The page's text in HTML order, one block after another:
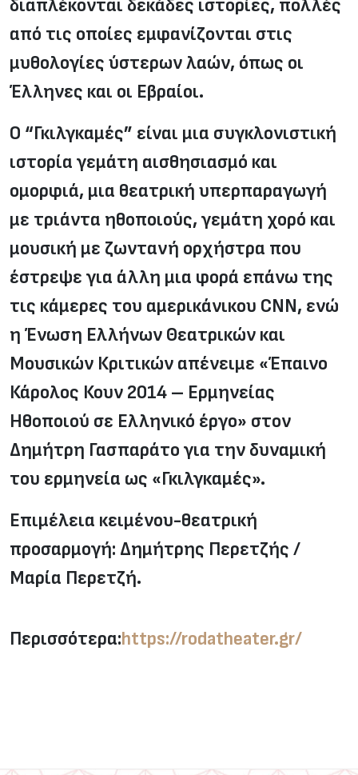
διαπλέκονται δεκάδες ιστορίες, πολλές
από τις οποίες εμφανίζονται στις
μυθολογίες ύστερων λαών, όπως οι
Έλληνες και οι Εβραίοι.
Ο “Γκιλγκαμές” είναι μια συγκλονιστική
ιστορία γεμάτη αισθησιασμό και
ομορφιά, μια θεατρική υπερπαραγωγή
με τριάντα ηθοποιούς, γεμάτη χορό και
μουσική με ζωντανή ορχήστρα που
έστρεψε για άλλη μια φορά επάνω της
τις κάμερες του αμερικάνικου CNN, ενώ
η Ένωση Ελλήνων Θεατρικών και
Μουσικών Κριτικών απένειμε «Έπαινο
Κάρολος Κουν 2014 – Ερμηνείας
Ηθοποιού σε Ελληνικό έργο» στον
Δημήτρη Γασπαράτο για την δυναμική
του ερμηνεία ως «Γκιλγκαμές».
Επιμέλεια κειμένου-θεατρική
προσαρμογή: Δημήτρης Περετζής /
Μαρία Περετζή.
Περισσότερα:https://rodatheater.gr/